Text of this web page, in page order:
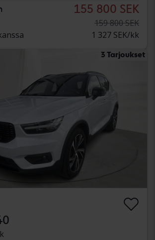
155 800 SEK
159 800 SEK
1 327 SEK/kk
3 Tarjoukset